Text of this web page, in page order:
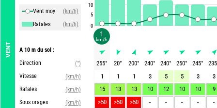
VENT
Vent moy
(km/h)
Rafales
(km/h)
A 10 m du sol :
Direction
(°)
Vitesse
(km/h)
Rafales
(km/h)
Sous orages
(km/h)
10
5
0
255° 20° 200° 240° 240° 250° 245°
235
1
1 1 3 5 5 3
3
15
13 13 10 12 10 10
9
>50
>50 >50 - - - - -
1
km/h